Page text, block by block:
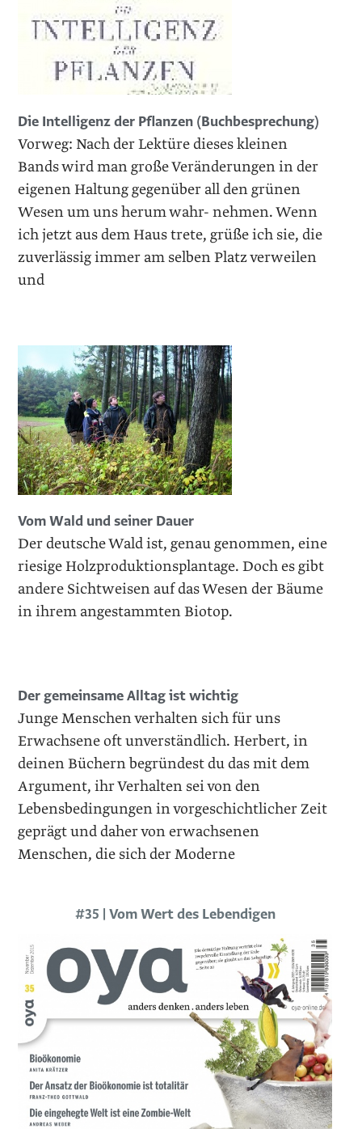
Die Intelligenz der Pflanzen (Buchbesprechung)
Vorweg: Nach der Lektüre dieses kleinen
Bands wird man große Veränderungen in der
eigenen Haltung gegenüber all den grünen
Wesen um uns herum wahr- nehmen. Wenn
ich jetzt aus dem Haus trete, grüße ich sie, die
zuverlässig immer am selben Platz verweilen
und
Vom Wald und seiner Dauer
Der deutsche Wald ist, genau genommen, eine
riesige Holzproduktionsplantage. Doch es gibt
andere Sichtweisen auf das Wesen der Bäume
in ihrem angestammten Biotop.
Der gemeinsame Alltag ist wichtig
Junge Menschen verhalten sich für uns
Erwachsene oft unverständlich. Herbert, in
deinen Büchern begründest du das mit dem
Argument, ihr Verhalten sei von den
Lebensbedingungen in vorgeschichtlicher Zeit
geprägt und daher von erwachsenen
Menschen, die sich der Moderne
#35 | Vom Wert des Lebendigen